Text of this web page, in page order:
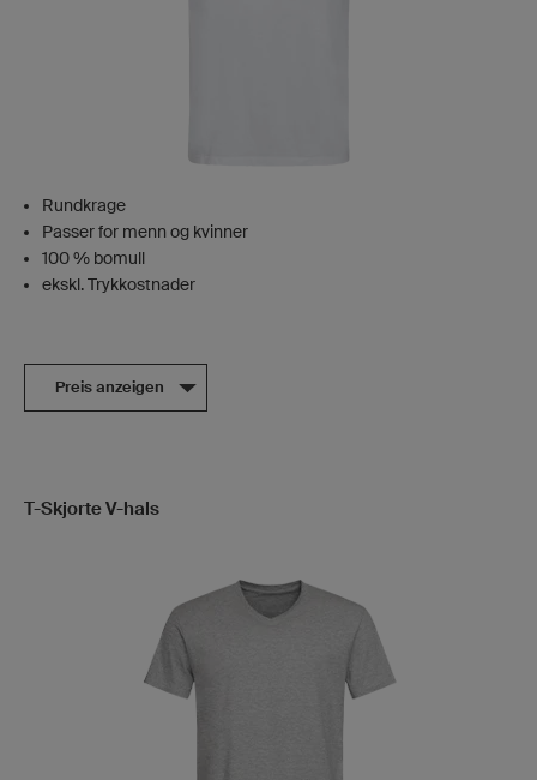
Rundkrage
Passer for menn og kvinner
100 % bomull
ekskl. Trykkostnader
Preis anzeigen
T-Skjorte V-hals